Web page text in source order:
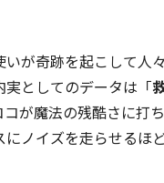
いが奇跡を起こして人
実としてのデータは「
が魔法の残酷さに打
にノイズを走らせるほ